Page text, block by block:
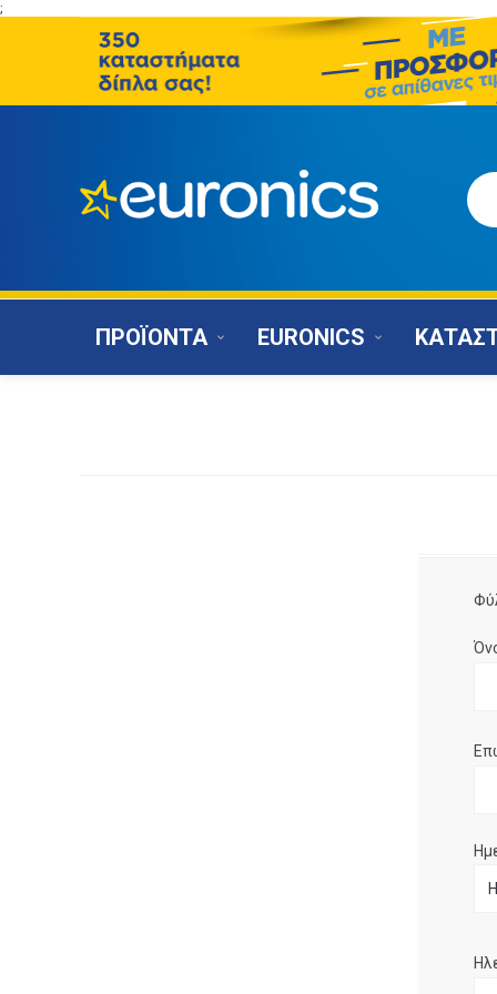
;
ΠΡΟΪΟΝΤΑ EURONICS